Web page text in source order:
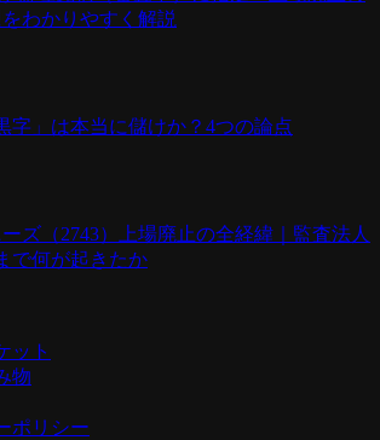
わかりやすく解説
字」は本当に儲けか？4つの論点
ズ（2743）上場廃止の全経緯｜監査法人
で何が起きたか
ット
物
ポリシー